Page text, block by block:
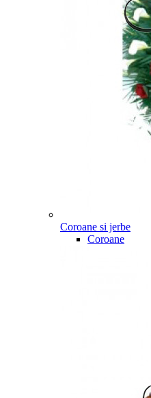
Coroane si jerbe
Coroane